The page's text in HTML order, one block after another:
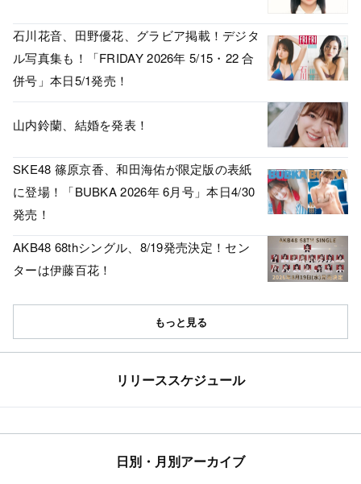
石川花音、田野優花、グラビア掲載！デジタ
ル写真集も！「FRIDAY 2026年 5/15・22 合
併号」本日5/1発売！
山内鈴蘭、結婚を発表！
SKE48 篠原京香、和田海佑が限定版の表紙
に登場！「BUBKA 2026年 6月号」本日4/30
発売！
AKB48 68thシングル、8/19発売決定！セン
ターは伊藤百花！
もっと見る
リリーススケジュール
日別・月別アーカイブ